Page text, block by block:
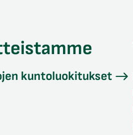
kuntoluokitukset